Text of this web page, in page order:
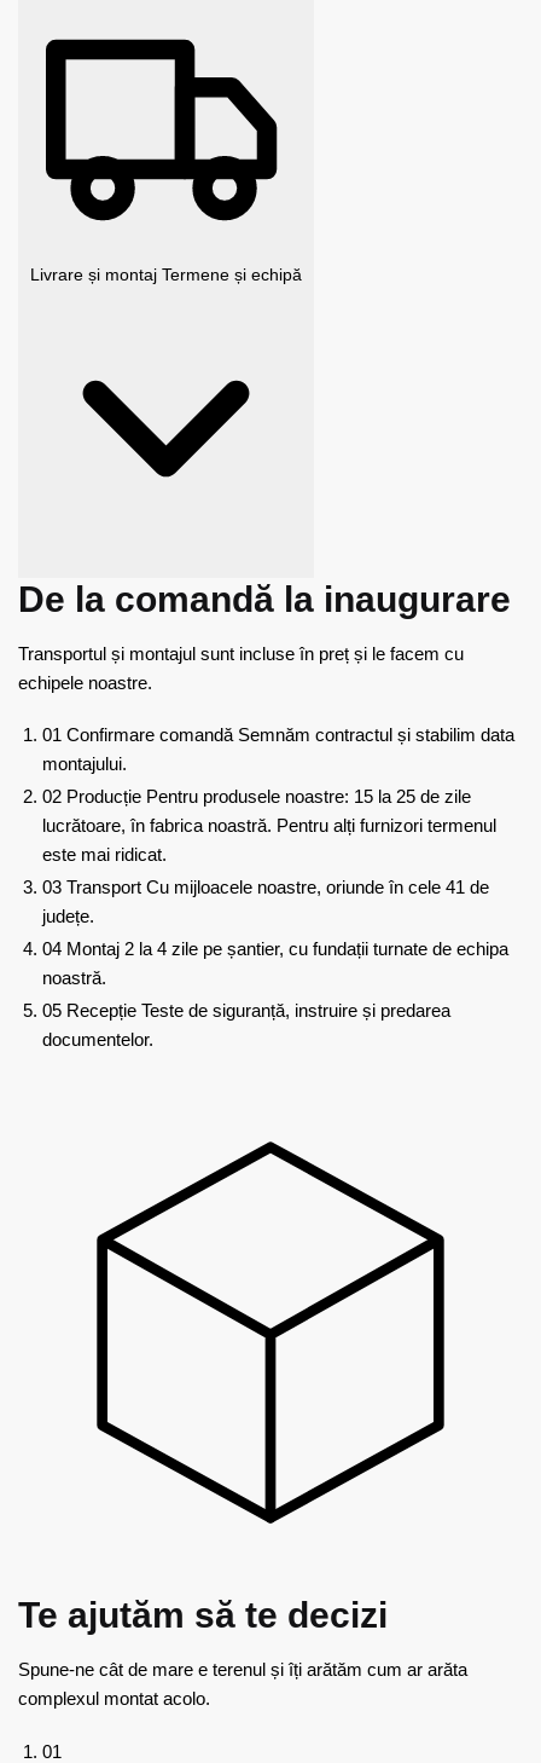
Livrare și montaj Termene și echipă
De la comandă la inaugurare
Transportul și montajul sunt incluse în preț și le facem cu
echipele noastre.
01 Confirmare comandă Semnăm contractul și stabilim data
montajului.
02 Producție Pentru produsele noastre: 15 la 25 de zile
lucrătoare, în fabrica noastră. Pentru alți furnizori termenul
este mai ridicat.
03 Transport Cu mijloacele noastre, oriunde în cele 41 de
județe.
04 Montaj 2 la 4 zile pe șantier, cu fundații turnate de echipa
noastră.
05 Recepție Teste de siguranță, instruire și predarea
documentelor.
Te ajutăm să te decizi
Spune-ne cât de mare e terenul și îți arătăm cum ar arăta
complexul montat acolo.
01